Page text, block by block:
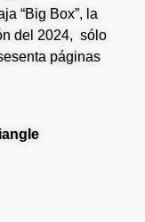
“Big Box”, la
del 2024, sólo
páginas